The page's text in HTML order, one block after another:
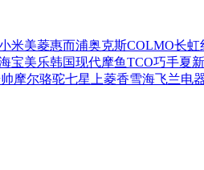
米美菱惠而浦奥克斯COLMO长虹
宝美乐韩国现代摩鱼TCO巧手夏新
摩尔骆驼七星 上菱香雪海飞兰电